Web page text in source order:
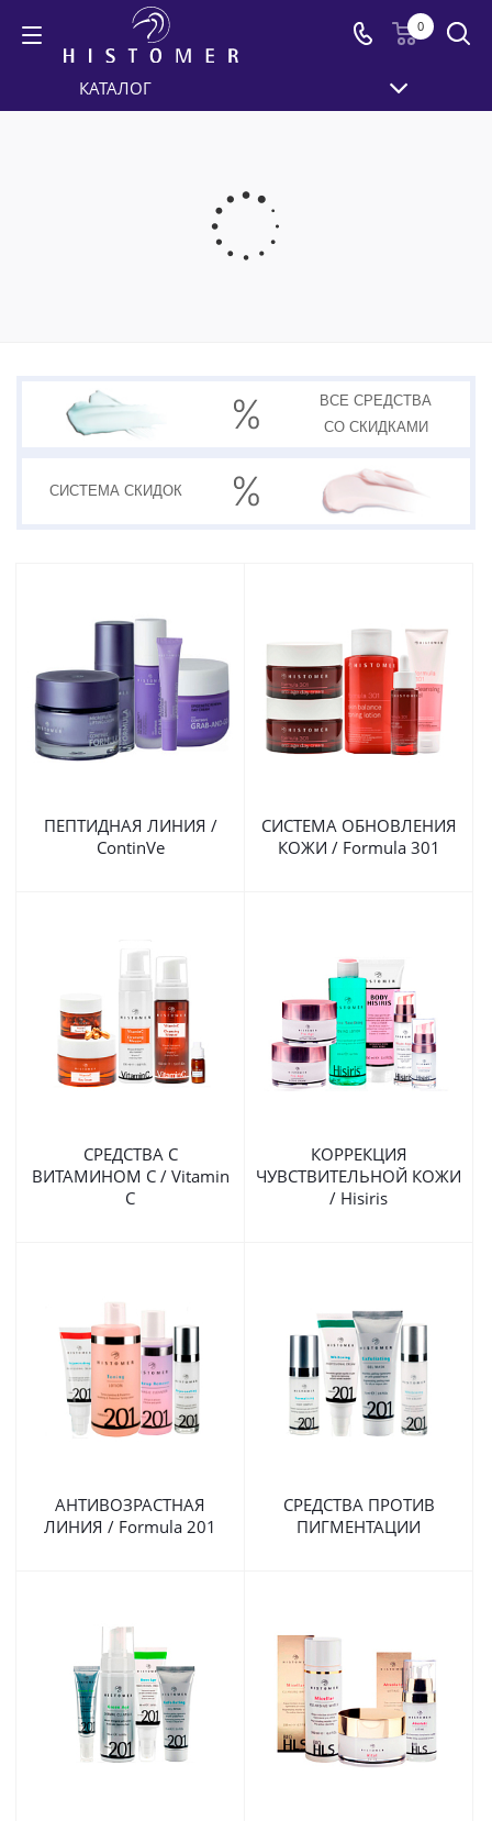
0
КАТАЛОГ
ВСЕ СРЕДСТВА
СО СКИДКАМИ
СИСТЕМАСКИДОК
ПЕПТИДНАЯ ЛИНИЯ /
ContinVe
СИСТЕМА ОБНОВЛЕНИЯ
КОЖИ / Formula 301
СРЕДСТВА С
ВИТАМИНОМ С / Vitamin
C
КОРРЕКЦИЯ
ЧУВСТВИТЕЛЬНОЙ КОЖИ
/ Hisiris
АНТИВОЗРАСТНАЯ
ЛИНИЯ / Formula 201
СРЕДСТВА ПРОТИВ
ПИГМЕНТАЦИИ